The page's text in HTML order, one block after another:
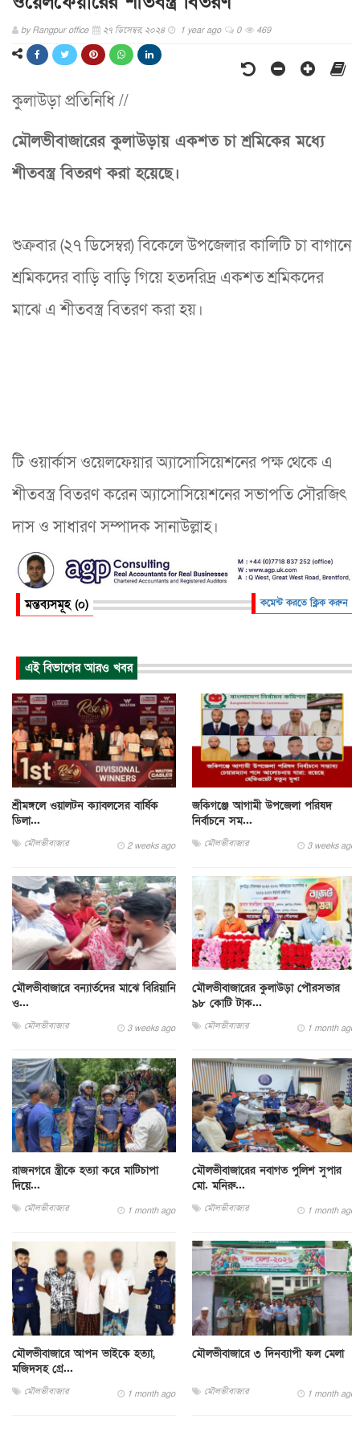
byRangpur office ২৭ ডিসেম্বর, ২০২৪ 1 year ago 0 469
কুলাউড়া প্রতিনিধি //
মৌলভীবাজারের কুলাউড়ায় একশত চা শ্রমিকের মধ্যে
শীতবস্ত্র বিতরণ করা হয়েছে।
শুক্রবার (২৭ ডিসেম্বর) বিকেলে উপজেলার কালিটি চা বাগানে
শ্রমিকদের বাড়ি বাড়ি গিয়ে হতদরিদ্র একশত শ্রমিকদের
মাঝে এ শীতবস্ত্র বিতরণ করা হয়।
টি ওয়ার্কাস ওয়েলফেয়ার অ্যাসোসিয়েশনের পক্ষ থেকে এ
শীতবস্ত্র বিতরণ করেন অ্যাসোসিয়েশনের সভাপতি সৌরজিৎ
দাস ও সাধারণ সম্পাদক সানাউল্লাহ।
মন্তব্যসমূহ (০) কমেন্ট করতে ক্লিক করুন
এই বিভাগের আরও খবর
শ্রীমঙ্গলে ওয়ালটন ক্যাবলসের বার্ষিক
ডিলা...
মৌলভীবাজার 2 weeks ago
জকিগঞ্জে আগামী উপজেলা পরিষদ
নির্বাচনে সম...
মৌলভীবাজার 3 weeks ago
মৌলভীবাজারে বন্যার্তদের মাঝে বিরিয়ানি
ও...
মৌলভীবাজার 3 weeks ago
মৌলভীবাজারের কুলাউড়া পৌরসভার
৯৮ কোটি টাক...
মৌলভীবাজার 1 month ago
রাজনগরে স্ত্রীকে হত্যা করে মাটিচাপা
দিয়ে...
মৌলভীবাজার 1 month ago
মৌলভীবাজারের নবাগত পুলিশ সুপার
মো. মনিরু...
মৌলভীবাজার 1 month ago
মৌলভীবাজারে আপন ভাইকে হত্যা,
মজিদসহ গ্রে...
মৌলভীবাজার 1 month ago
মৌলভীবাজারে ৩ দিনব্যাপী ফল মেলা
মৌলভীবাজার 1 month ago